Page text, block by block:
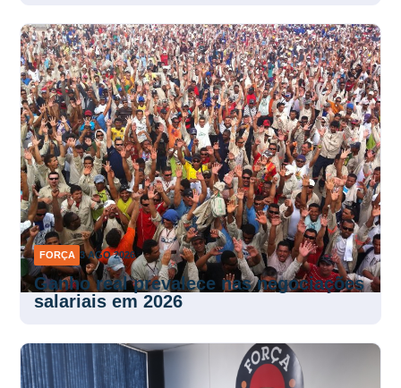
FORÇA 3 AGO 2026
Ganho real prevalece nas negociações
salariais em 2026